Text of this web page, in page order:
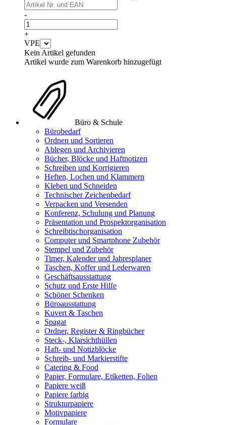
-
+
VPE
Kein Artikel gefunden
Artikel wurde zum Warenkorb hinzugefügt
Büro & Schule
Bürobedarf
Ordnen und Sortieren
Ablegen und Archivieren
Bücher, Blöcke und Haftnotizen
Schreiben und Korrigieren
Heften, Lochen und Klammern
Kleben und Schneiden
Technischer Zeichenbedarf
Verpacken und Versenden
Konferenz, Schulung und Planung
Präsentation und Prospektorganisation
Schreibtischorganisation
Computer und Smartphone Zubehör
Stempel und Zubehör
Timer, Kalender und Jahresplaner
Taschen, Koffer und Lederwaren
Geschäftsausstattung
Schutz und Erste Hilfe
Schöner Schenken
Büroausstattung
Kuvert & Taschen
Spagat
Ordner, Register & Ringbücher
Steck-, Klarsichthüllen
Haft- und Notizblöcke
Schreib- und Markierstifte
Catering & Food
Papier, Formulare, Etiketten, Folien
Papiere weiß
Papiere farbig
Strukturpapiere
Motivpapiere
Formulare